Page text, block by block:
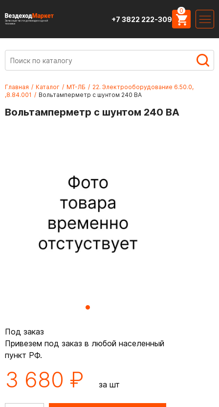
Запасные части для вездеходной
техники
+7 3822 222-309
0
Главная / Каталог / МТ-ЛБ / 22. Электрооборудование 6.50.0,
,8.84.001 / Вольтамперметр с шунтом 240 ВА
Вольтамперметр с шунтом 240 ВА
Под заказ
Привезем под заказ в любой населенный
пункт РФ.
3 680 ₽ за шт